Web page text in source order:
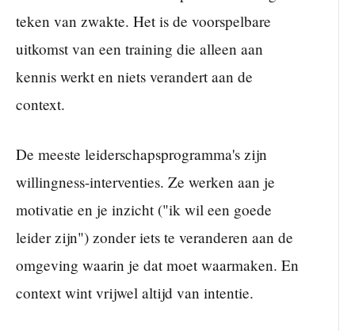
teken van zwakte. Het is de voorspelbare
uitkomst van een training die alleen aan
kennis werkt en niets verandert aan de
context.
De meeste leiderschapsprogramma's zijn
willingness-interventies. Ze werken aan je
motivatie en je inzicht ("ik wil een goede
leider zijn") zonder iets te veranderen aan de
omgeving waarin je dat moet waarmaken. En
context wint vrijwel altijd van intentie.